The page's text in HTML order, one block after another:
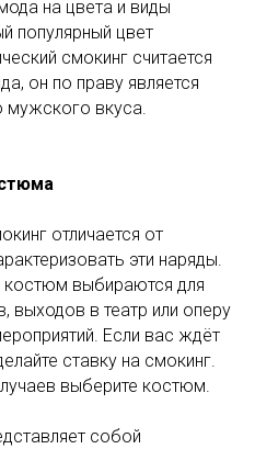
на цвета и виды
популярный цвет
смокинг считается
он по праву является
мужского вкуса.
отличается от
эти наряды.
костюм выбираются для
выходов в театр или оперу
Если вас ждёт
ставку на смокинг.
выберите костюм.
собой